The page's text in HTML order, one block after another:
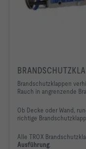
Brandschutzklappen
Rauch in angrenzende
Ob Decke oder Wand,
richtige
Alle TROX
Ausführung.